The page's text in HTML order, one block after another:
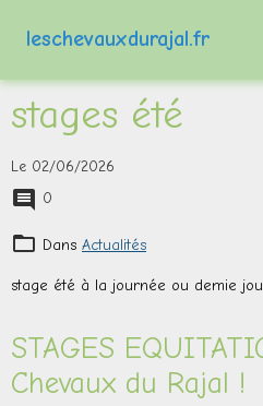
leschevauxdurajal.fr
stages été
Le 02/06/2026
0
Dans Actualités
stage été à la journée ou demie
STAGES
Chevaux du Rajal !